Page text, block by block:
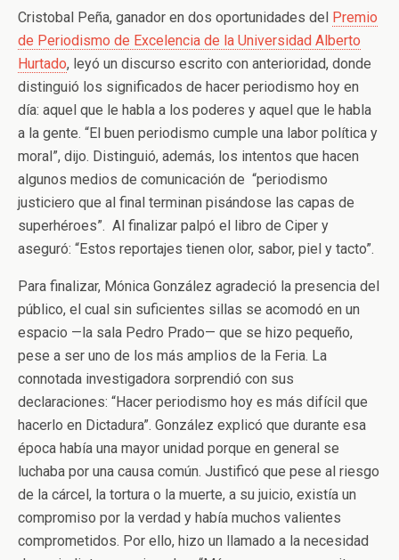
Cristobal Peña, ganador en dos oportunidades del Premio
de Periodismo de Excelencia de la Universidad Alberto
Hurtado, leyó un discurso escrito con anterioridad, donde
distinguió los significados de hacer periodismo hoy en
día: aquel que le habla a los poderes y aquel que le habla
a la gente. “El buen periodismo cumple una labor política y
moral”, dijo. Distinguió, además, los intentos que hacen
algunos medios de comunicación de “periodismo
justiciero que al final terminan pisándose las capas de
superhéroes”. Al finalizar palpó el libro de Ciper y
aseguró: “Estos reportajes tienen olor, sabor, piel y tacto”.
Para finalizar, Mónica González agradeció la presencia del
público, el cual sin suficientes sillas se acomodó en un
espacio —la sala Pedro Prado— que se hizo pequeño,
pese a ser uno de los más amplios de la Feria. La
connotada investigadora sorprendió con sus
declaraciones: “Hacer periodismo hoy es más difícil que
hacerlo en Dictadura”. González explicó que durante esa
época había una mayor unidad porque en general se
luchaba por una causa común. Justificó que pese al riesgo
de la cárcel, la tortura o la muerte, a su juicio, existía un
compromiso por la verdad y había muchos valientes
comprometidos. Por ello, hizo un llamado a la necesidad